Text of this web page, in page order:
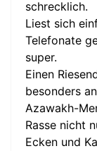
schrecklich.
Liest sich
Telefonate
super.
Einen
besonders
Azawakh-
Rasse nicht
Ecken und